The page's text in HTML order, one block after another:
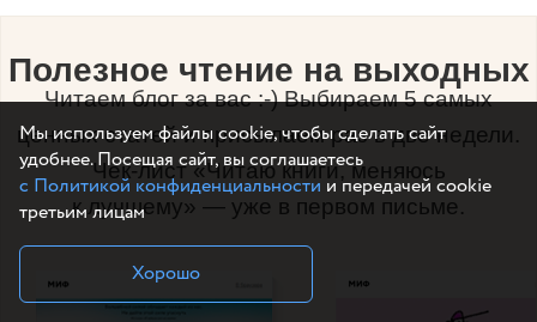
Полезное чтение на выходных
Читаем блог за вас :-) Выбираем 5 самых
ценных статей и присылаем раз в две недели.
Чек-лист «Читаю книги, меняюсь
к лучшему» — уже в первом письме.
Мы используем файлы cookie, чтобы сделать сайт
удобнее. Посещая сайт, вы соглашаетесь
с Политикой конфиденциальности и передачей cookie
третьим лицам
Хорошо